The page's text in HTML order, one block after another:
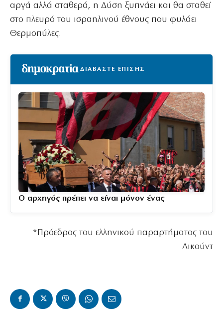
αργά αλλά σταθερά, η Δύση ξυπνάει και θα σταθεί
στο πλευρό του ισραηλινού έθνους που φυλάει
Θερμοπύλες.
ΔΙΑΒΑΣΤΕ ΕΠΙΣΗΣ
Ο αρχηγός πρέπει να είναι μόνον ένας
*Πρόεδρος του ελληνικού παραρτήματος του
Λικούντ